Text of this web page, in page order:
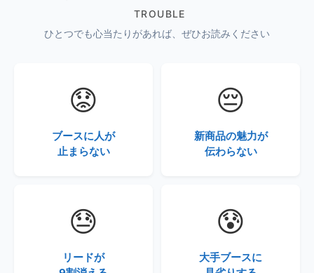
TROUBLE
ひとつでも心当たりがあれば、ぜひお読みください
😟
ブースに人が
止まらない
😔
新商品の魅力が
伝わらない
😓
リードが
😰
大手ブースに